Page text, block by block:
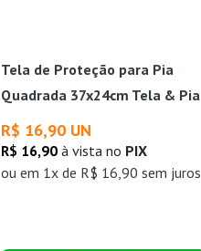
Tela de Proteção para Pia
Quadrada 37x24cm Tela & Pia
R$ 16,90 UN
R$ 16,90 à vista no PIX
ou em 1x de R$ 16,90 sem juros